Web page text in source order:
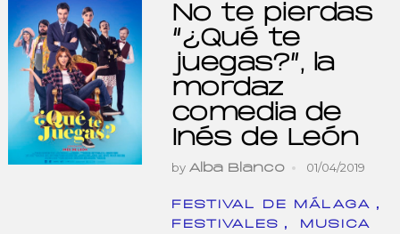
No te pierdas
“¿Qué te
juegas?”, la
mordaz
comedia de
Inés de León
by Alba Blanco 01/04/2019
FESTIVAL DE MÁLAGA ,
FESTIVALES , MUSICA